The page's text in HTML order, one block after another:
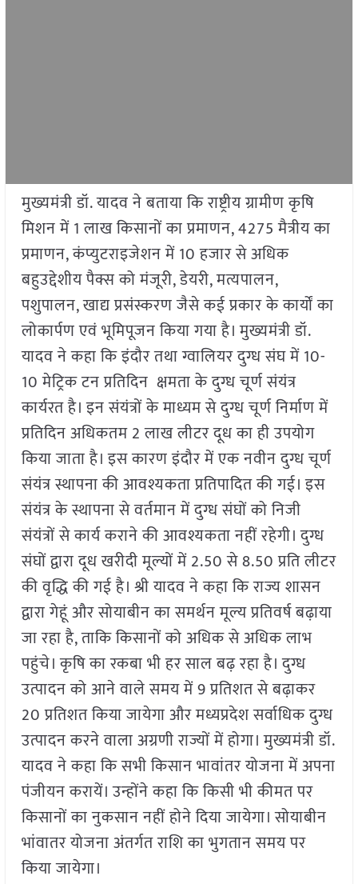
मुख्यमंत्री डॉ. यादव ने बताया कि राष्ट्रीय ग्रामीण कृषि
मिशन में 1 लाख किसानों का प्रमाणन, 4275 मैत्रीय का
प्रमाणन, कंप्युटराइजेशन में 10 हजार से अधिक
बहुउद्देशीय पैक्स को मंजूरी, डेयरी, मत्यपालन,
पशुपालन, खाद्य प्रसंस्करण जैसे कई प्रकार के कार्यों का
लोकार्पण एवं भूमिपूजन किया गया है। मुख्यमंत्री डॉ.
यादव ने कहा कि इंदौर तथा ग्वालियर दुग्ध संघ में 10-
10 मेट्रिक टन प्रतिदिन क्षमता के दुग्ध चूर्ण संयंत्र
कार्यरत है। इन संयंत्रों के माध्यम से दुग्ध चूर्ण निर्माण में
प्रतिदिन अधिकतम 2 लाख लीटर दूध का ही उपयोग
किया जाता है। इस कारण इंदौर में एक नवीन दुग्ध चूर्ण
संयंत्र स्थापना की आवश्यकता प्रतिपादित की गई। इस
संयंत्र के स्थापना से वर्तमान में दुग्ध संघों को निजी
संयंत्रों से कार्य कराने की आवश्यकता नहीं रहेगी। दुग्ध
संघों द्वारा दूध खरीदी मूल्यों में 2.50 से 8.50 प्रति लीटर
की वृद्धि की गई है। श्री यादव ने कहा कि राज्य शासन
द्वारा गेहूं और सोयाबीन का समर्थन मूल्य प्रतिवर्ष बढ़ाया
जा रहा है, ताकि किसानों को अधिक से अधिक लाभ
पहुंचे। कृषि का रकबा भी हर साल बढ़ रहा है। दुग्ध
उत्पादन को आने वाले समय में 9 प्रतिशत से बढ़ाकर
20 प्रतिशत किया जायेगा और मध्यप्रदेश सर्वाधिक दुग्ध
उत्पादन करने वाला अग्रणी राज्यों में होगा। मुख्यमंत्री डॉ.
यादव ने कहा कि सभी किसान भावांतर योजना में अपना
पंजीयन करायें। उन्होंने कहा कि किसी भी कीमत पर
किसानों का नुकसान नहीं होने दिया जायेगा। सोयाबीन
भांवातर योजना अंतर्गत राशि का भुगतान समय पर
किया जायेगा।